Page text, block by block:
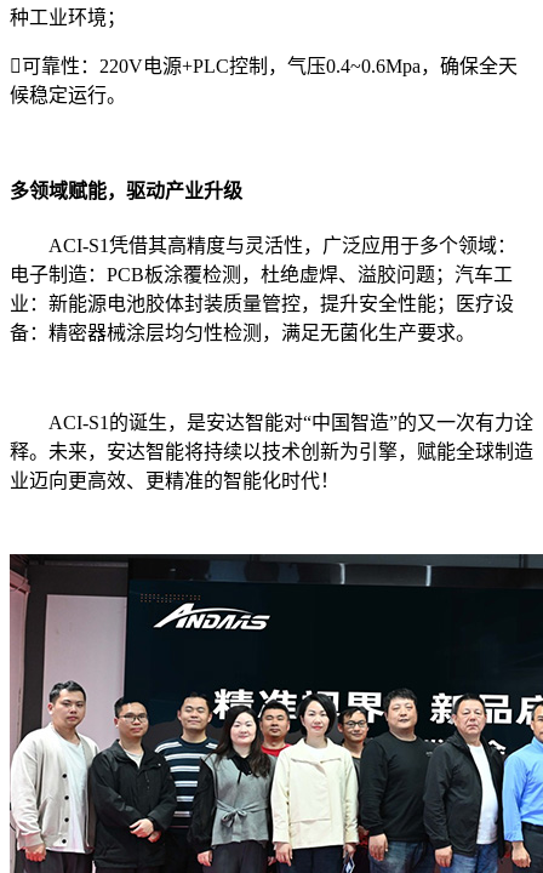
种工业环境；
可靠性：220V电源+PLC控制，气压0.4~0.6Mpa，确保全天
候稳定运行。
多领域赋能，驱动产业升级
ACI-S1凭借其高精度与灵活性，广泛应用于多个领域：
电子制造：PCB板涂覆检测，杜绝虚焊、溢胶问题；汽车工
业：新能源电池胶体封装质量管控，提升安全性能；医疗设
备：精密器械涂层均匀性检测，满足无菌化生产要求。
ACI-S1的诞生，是安达智能对“中国智造”的又一次有力诠
释。未来，安达智能将持续以技术创新为引擎，赋能全球制造
业迈向更高效、更精准的智能化时代！